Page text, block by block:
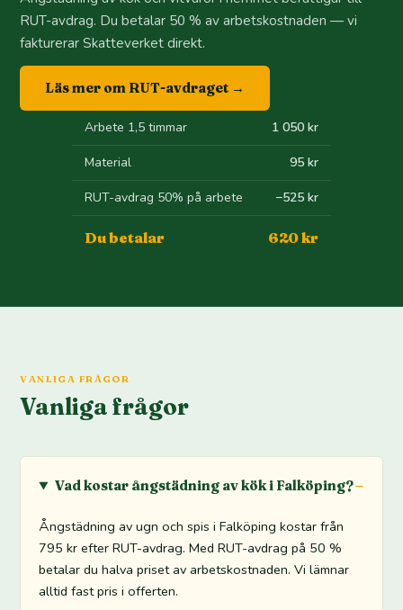
RUT-avdrag. Du betalar 50 % av arbetskostnaden — vi
fakturerar Skatteverket direkt.
Läs mer om RUT-avdraget →
Arbete 1,5 timmar 1 050 kr
Material 95 kr
RUT-avdrag 50% på arbete −525 kr
Du betalar 620 kr
VANLIGA FRÅGOR
Vanliga frågor
Vad kostar ångstädning av kök i Falköping?
Ångstädning av ugn och spis i Falköping kostar från
795 kr efter RUT-avdrag. Med RUT-avdrag på 50 %
betalar du halva priset av arbetskostnaden. Vi lämnar
alltid fast pris i offerten.